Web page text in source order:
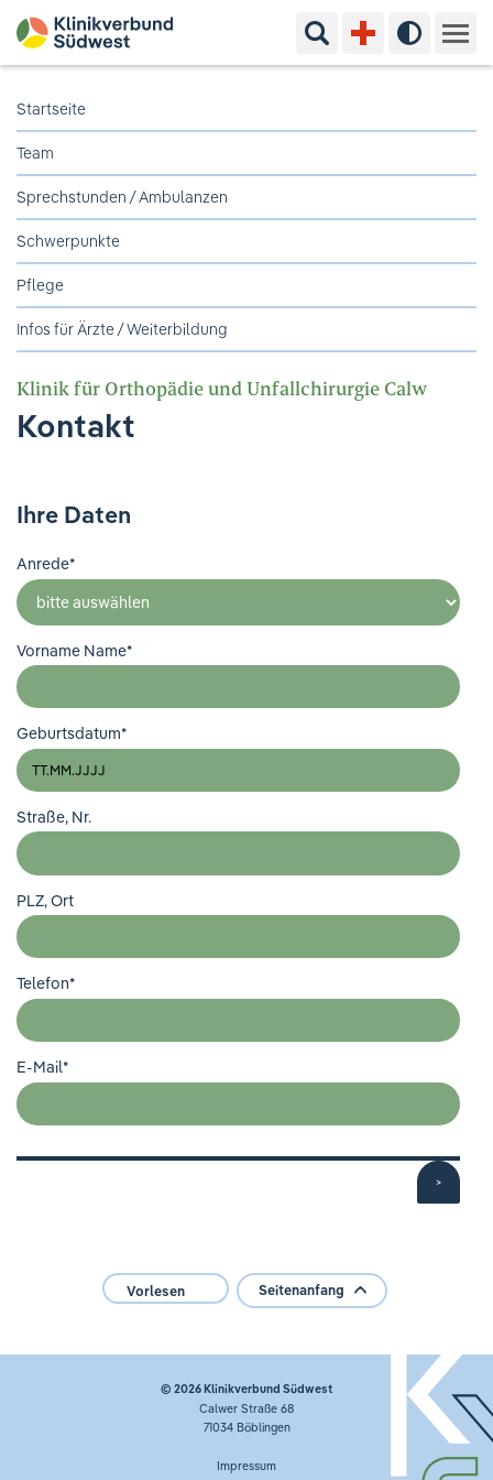
Suchbegriff eingeben
Hoher
Ihr Aufenthalt
Jobs & Karriere
Der Klinikverbund Südwest
Ihre Meinung ist uns wichtig!
Startseite
Team
Sprechstunden / Ambulanzen
Schwerpunkte
Pflege
Infos für Ärzte / Weiterbildung
Klinik für Orthopädie und Unfallchirurgie Calw
Kontakt
Ihre Daten
Anrede*
Vorname Name*
Geburtsdatum*
Straße, Nr.
PLZ, Ort
Telefon*
E-Mail*
>
Vorlesen Seitenanfang
© 2026Klinikverbund Südwest
Calwer Straße 68
71034 Böblingen
Impressum